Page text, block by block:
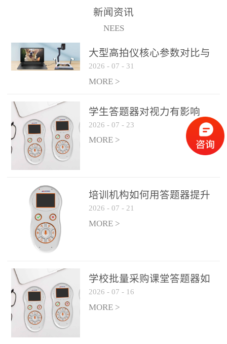
功能与数据化教学分析，
课堂互动解决方案，重新
定义了师生互动的新模
教学节奏的重要性，采用
“零学习成本” 的设计理
念，教师无需复杂培训即
可快速上手。软件支持与
PPT、白板等常用教学工具
几步：打开软件、选择互
动模式、发起互动任务，
整个过程不超过 30 秒，完
美融入正常教学流程，避
免打断课堂连贯性。无论
点讲解互动，还是课后即
时反馈，QVote 都能灵活
适配不同教学环节需求，
让教师专注于教学内容本
身，而非技术操作。多元
新闻资讯
NEES
大型高拍仪核心参数对比与
选购建议
2026 - 07 - 31
MORE >
学生答题器对视力有影响
吗？
2026 - 07 - 23
MORE >
培训机构如何用答题器提升
学生专注度
2026 - 07 - 21
MORE >
学校批量采购课堂答题器如
何选厂家
2026 - 07 - 16
MORE >